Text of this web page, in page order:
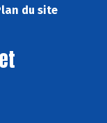
du site